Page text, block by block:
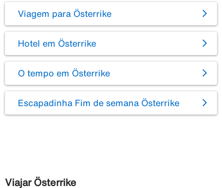
Viagem para Österrike
Hotel em Österrike
O tempo em Österrike
Escapadinha Fim de semana Österrike
Viajar Österrike